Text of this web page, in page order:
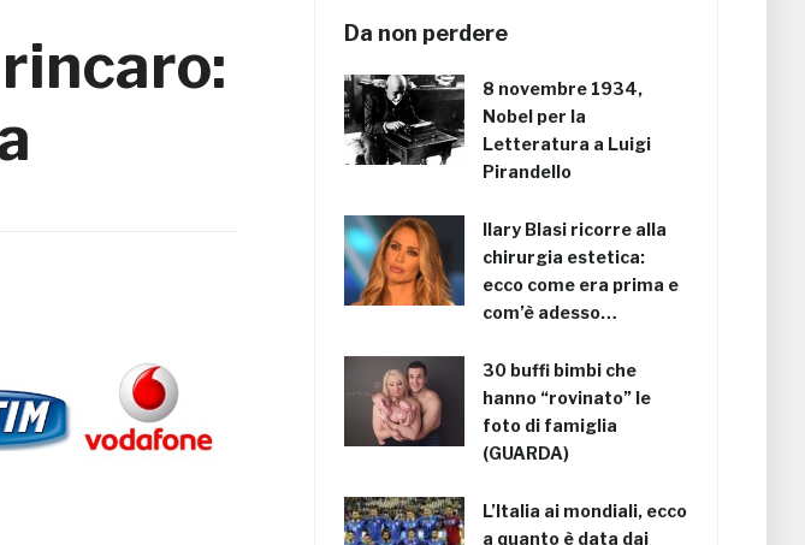
Da non perdere
8 novembre 1934,
Nobel per la
Letteratura a Luigi
Pirandello
Ilary Blasi ricorre alla
chirurgia estetica:
ecco come era prima e
com’è adesso…
30 buffi bimbi che
hanno “rovinato” le
foto di famiglia
(GUARDA)
L’Italia ai mondiali, ecco
a quanto è data dai